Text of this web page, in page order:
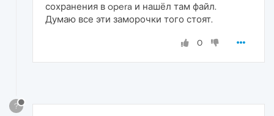
сохранения в opera и нашёл там файл.
Думаю все эти заморочки того стоят.
0
?